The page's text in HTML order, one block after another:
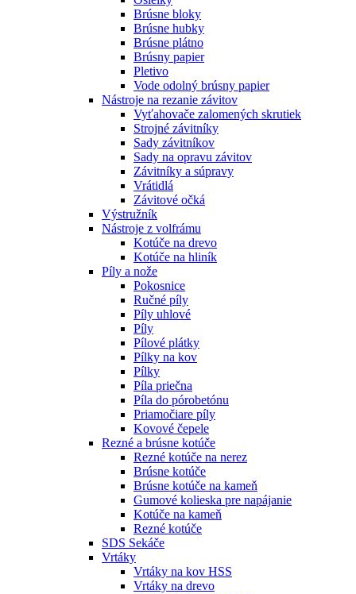
Brúsne bloky
Brúsne hubky
Brúsne plátno
Brúsny papier
Pletivo
Vode odolný brúsny papier
Nástroje na rezanie závitov
Vyťahovače zalomených skrutiek
Strojné závitníky
Sady závitníkov
Sady na opravu závitov
Závitníky a súpravy
Vrátidlá
Závitové očká
Výstružník
Nástroje z volfrámu
Kotúče na drevo
Kotúče na hliník
Píly a nože
Pokosnice
Ručné píly
Píly uhlové
Píly
Pílové plátky
Pílky na kov
Pílky
Píla priečna
Píla do pórobetónu
Priamočiare píly
Kovové čepele
Rezné a brúsne kotúče
Rezné kotúče na nerez
Brúsne kotúče
Brúsne kotúče na kameň
Gumové kolieska pre napájanie
Kotúče na kameň
Rezné kotúče
SDS Sekáče
Vrtáky
Vrtáky na kov HSS
Vrtáky na drevo